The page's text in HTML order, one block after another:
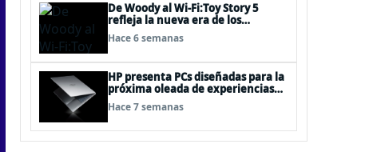
De Woody al Wi-Fi:Toy Story 5
refleja la nueva era de los
“juguetes digitales”
Hace 6 semanas
HP presenta PCs diseñadas para la
próxima oleada de experiencias
en Windows PC, impulsadas por
NVIDIA RTX Spark™
Hace 7 semanas